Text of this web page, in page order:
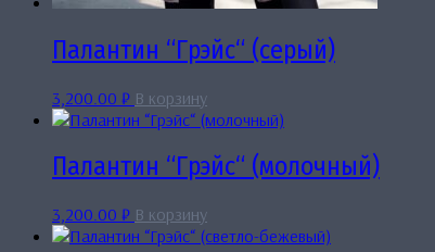
Палантин “Грэйс“ (серый)
3,200.00 ₽ В корзину
Палантин “Грэйс“ (молочный)
3,200.00 ₽ В корзину